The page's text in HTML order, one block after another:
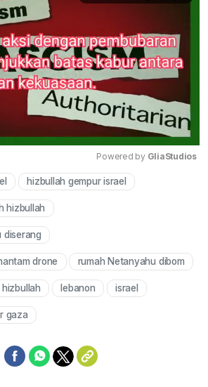
Powered by GliaStudios
hizbullah gempur israel
hizbullah
diserang
drone rumah Netanyahu dibom
hizbullah lebanon israel
gaza